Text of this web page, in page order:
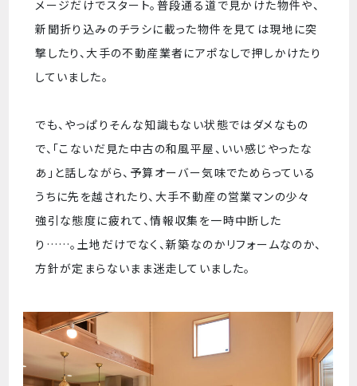
メージだけでスタート。普段通る道で見かけた物件や、
新聞折り込みのチラシに載った物件を見ては現地に突
撃したり、大手の不動産業者にアポなしで押しかけたり
していました。
でも、やっぱりそんな知識もない状態ではダメなもの
で、「こないだ見た中古の和風平屋、いい感じやったな
あ」と話しながら、予算オーバー気味でためらっている
うちに先を越されたり、大手不動産の営業マンの少々
強引な態度に疲れて、情報収集を一時中断した
り……。土地だけでなく、新築なのかリフォームなのか、
方針が定まらないまま迷走していました。